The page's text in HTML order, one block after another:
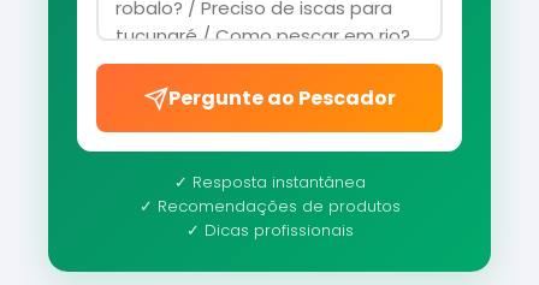
Pergunte ao Pescador
✓ Resposta instantânea
✓ Recomendações de produtos
✓ Dicas profissionais